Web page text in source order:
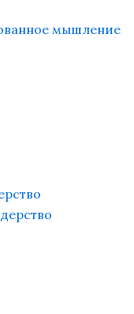
мышление